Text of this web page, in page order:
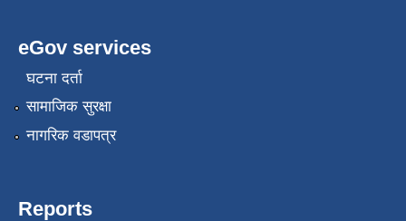
eGov services
घटना दर्ता
सामाजिक सुरक्षा
नागरिक वडापत्र
Reports